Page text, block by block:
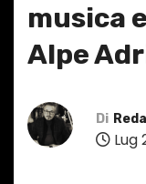
musica
Alpe
Di
Lug